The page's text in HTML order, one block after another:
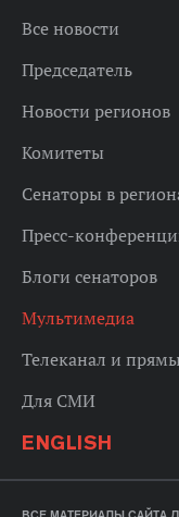
Все новости
Председатель
Новости регионов
Комитеты
Сенаторы в
Пресс-
Блоги сенаторов
Мультимедиа
Телеканал и
Для СМИ
ENGLISH